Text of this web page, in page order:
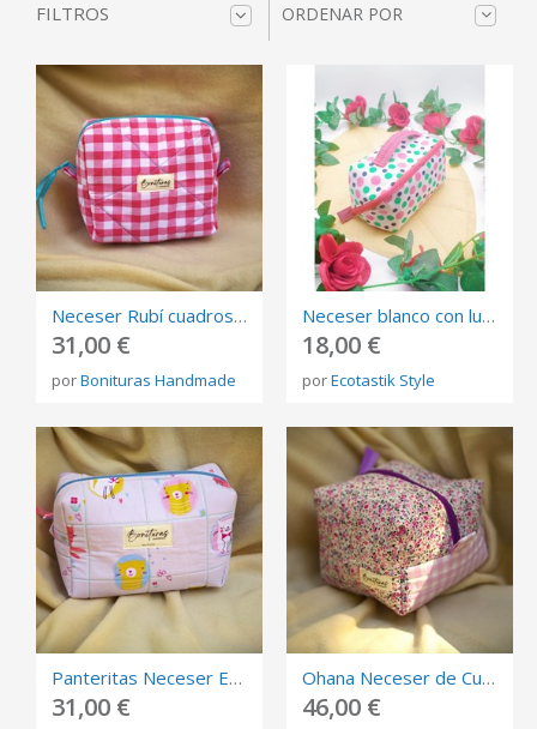
FILTROS ORDENAR POR
Neceser Rubí cuadros vichy rosa chicle/cierre azul neón que simboliza la resiliencia y el amor.
31,00 €
porBonituras Handmade
Neceser blanco con lunares rojos negros y verdes, estuche de viaje ecológico y original
18,00 €
porEcotastik Style
Panteritas Neceser Estampado Gatitos - Cierre Celeste, Fondo Rosa
31,00 €
Ohana Neceser de Cuadros vichy malva cierre violeta
46,00 €